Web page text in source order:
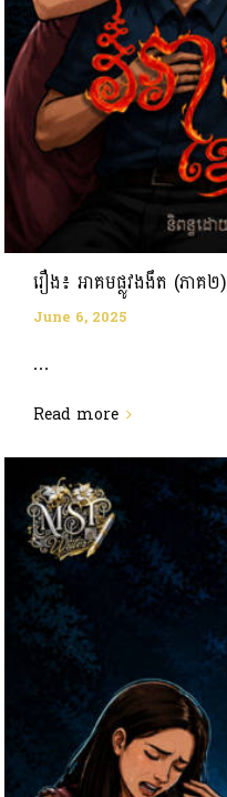
រឿង៖ អាគមផ្លូវងងឹត (ភាគ២)
June 6, 2025
...
Read more